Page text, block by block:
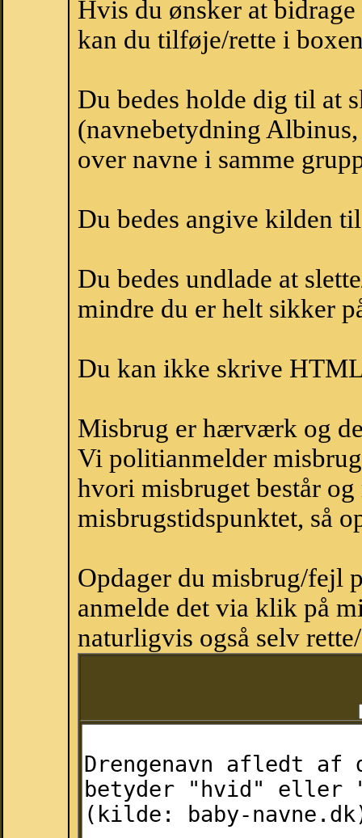
Hvis du ønsker at
kan du tilføje/rette i
Du bedes holde dig til at
(navnebetydning
over navne i samme
Du bedes angive kilden
Du bedes undlade at
mindre du er helt sikker
Du kan ikke skrive
Misbrug er hærværk og
Vi politianmelder
hvori misbruget består
misbrugstidspunktet, så
Opdager du misbrug/fejl
anmelde det via klik på
naturligvis også selv